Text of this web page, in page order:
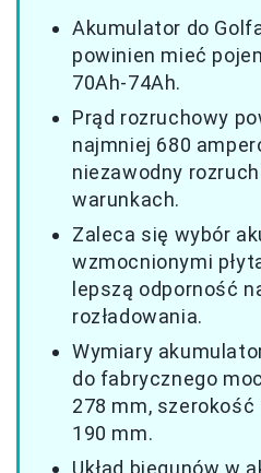
Akumulator do
powinien mieć
70Ah-74Ah.
Prąd rozruchowy
najmniej 680
niezawodny
warunkach.
Zaleca się wybór
wzmocnionymi
lepszą odporność
rozładowania.
Wymiary
do fabrycznego
278 mm,
190 mm.
Układ biegunów w